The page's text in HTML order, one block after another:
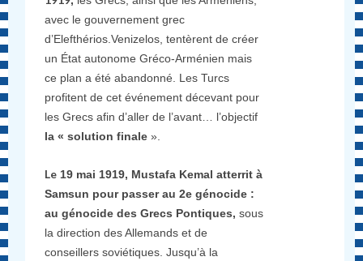
avec le gouvernement grec
d’Elefthérios.Venizelos, tentèrent de créer
un État autonome Gréco-Arménien mais
ce plan a été abandonné. Les Turcs
profitent de cet événement décevant pour
les Grecs afin d’aller de l’avant… l’objectif
la « solution finale ».
Le 19 mai 1919, Mustafa Kemal atterrit à
Samsun pour passer au 2e génocide :
au génocide des Grecs Pontiques, sous
la direction des Allemands et de
conseillers soviétiques. Jusqu’à la